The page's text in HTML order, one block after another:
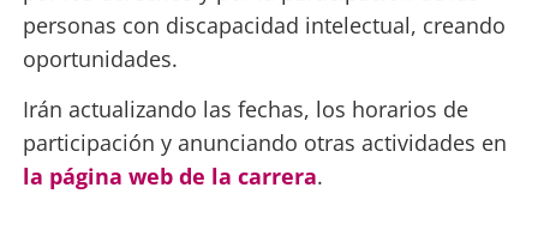
personas con discapacidad intelectual, creando
oportunidades.
Irán actualizando las fechas, los horarios de
participación y anunciando otras actividades en
la página web de la carrera.